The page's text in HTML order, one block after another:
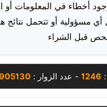
أخطاء في المعلومات أو
مسؤولية أو تتحمل نتائج
1246 - عدد الزوار :